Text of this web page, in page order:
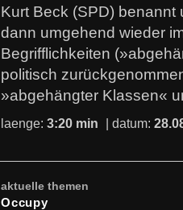
Kurt Beck (SPD)
dann umgehend wieder
Begrifflichkeiten
politisch
»abgehängter Klassen«
laenge: 3:20 min | datum:
aktuelle themen
Occupy